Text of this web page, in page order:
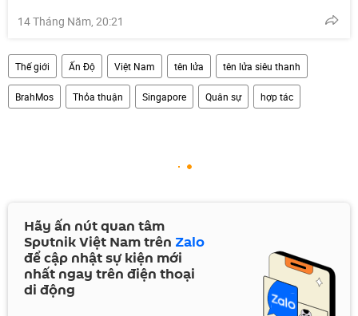
14 Tháng Năm, 20:21
Thế giới Ấn Độ Việt Nam tên lửa tên lửa siêu thanh
BrahMos Thỏa thuận Singapore Quân sự hợp tác
Hãy ấn nút quan tâm
Sputnik Việt Nam trên Zalo
để cập nhật sự kiện mới
nhất ngay trên điện thoại
di động